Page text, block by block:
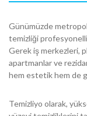
Günümüzde metropol
temizliği
Gerek iş merkezleri,
apartmanlar ve
hem estetik hem de
Temizliyo olarak,